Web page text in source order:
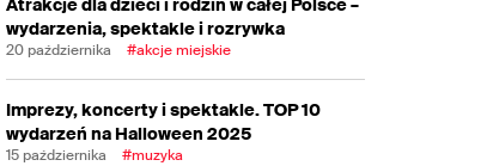
wydarzenia, spektakle i rozrywka
20 października #akcje miejskie
Imprezy, koncerty i spektakle. TOP 10
wydarzeń na Halloween 2025
15 października #muzyka